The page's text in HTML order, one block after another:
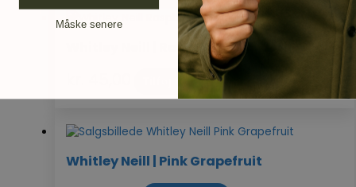
Whitley Neill | Raspberry Gin (5 cl)
Tilføj til kurv
Whitley Neill | Pink Grapefruit
Måske senere